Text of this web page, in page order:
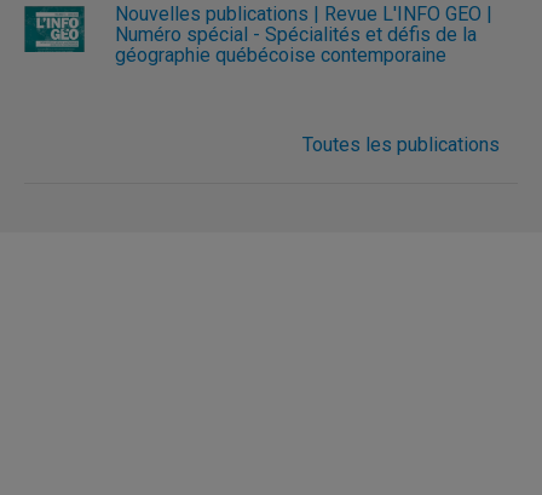
Nouvelles publications | Revue L'INFO GÉO |
Numéro spécial - Spécialités et défis de la
géographie québécoise contemporaine
Toutes les publications